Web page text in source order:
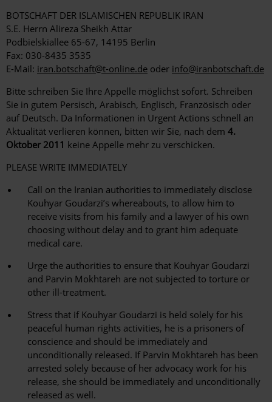
BOTSCHAFT DER ISLAMISCHEN REPUBLIK IRAN
S.E. Herrn Alireza Sheikh Attar
Podbielskiallee 65-67, 14195 Berlin
Fax: 030-8435 3535
E-Mail: iran.botschaft@t-online.de oder info@iranbotschaft.de
Bitte schreiben Sie Ihre Appelle möglichst sofort. Schreiben
Sie in gutem Persisch, Arabisch, Englisch, Französisch oder
auf Deutsch. Da Informationen in Urgent Actions schnell an
Aktualität verlieren können, bitten wir Sie, nach dem 4.
Oktober 2011 keine Appelle mehr zu verschicken.
PLEASE WRITE IMMEDIATELY
Call on the Iranian authorities to immediately disclose
Kouhyar Goudarzi’s whereabouts, to allow him to
receive visits from his family and a lawyer of his own
choosing without delay and to grant him adequate
medical care.
Urge the authorities to ensure that Kouhyar Goudarzi
and Parvin Mokhtareh are not subjected to torture or
other ill-treatment.
Stress that if Kouhyar Goudarzi is held solely for his
peaceful human rights activities, he is a prisoners of
conscience and should be immediately and
unconditionally released. If Parvin Mokhtareh has been
arrested solely because of her advocacy work for his
release, she should be immediately and unconditionally
released as well.